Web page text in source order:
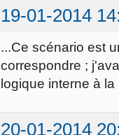
19-01-2014
...Ce scénario est
correspondre ;
logique interne à
20-01-2014